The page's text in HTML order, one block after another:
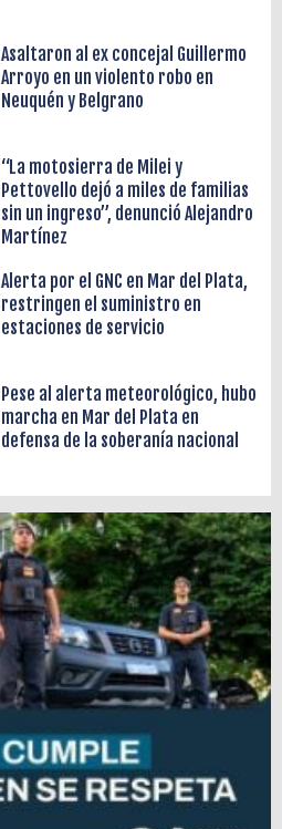
Asaltaron al ex concejal Guillermo
Arroyo en un violento robo en
Neuquén y Belgrano
“La motosierra de Milei y
Pettovello dejó a miles de familias
sin un ingreso”, denunció Alejandro
Martínez
Alerta por el GNC en Mar del Plata,
restringen el suministro en
estaciones de servicio
Pese al alerta meteorológico, hubo
marcha en Mar del Plata en
defensa de la soberanía nacional